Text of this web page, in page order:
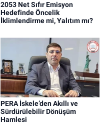
2053 Net Sıfır Emisyon
Hedefinde Öncelik
İklimlendirme mi, Yalıtım mı?
PERA İskele’den Akıllı ve
Sürdürülebilir Dönüşüm
Hamlesi